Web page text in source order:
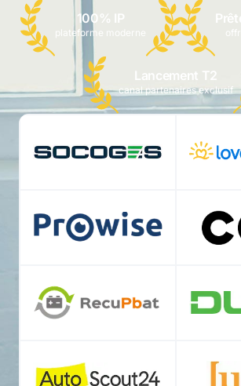
100% IP
plateforme moderne
Lancement T2
canal partenaires exclusif